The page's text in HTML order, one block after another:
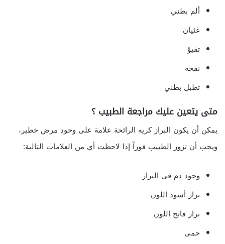
ألم بطني
غثيان
تقيؤ
نفخة
تطبل بطني
متى يتعين عليك مراجعة الطبيب ؟
يمكن أن يكون البراز كريه الرائحة علامة على وجود مرض خطير،
ويجب أن تزور الطبيب فوراً إذا لاحظت أي من العلامات التالية:
وجود دم في البراز
براز أسود اللون
براز فاتح اللون
حمى